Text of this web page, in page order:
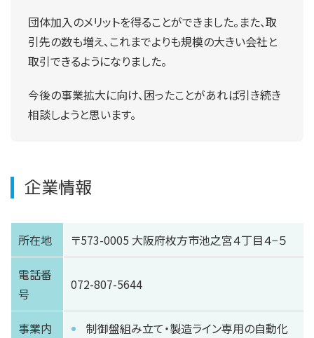
団体加入のメリットを得ることができました。また、取
引先の数も増え、これまでよりも規模の大きい会社と
取引できるようになりました。
今後の事業拡大に向け、困ったことがあれば引き続き
相談しようと思います。
企業情報
所在地 〒573-0005 大阪府枚方市池之宮４丁目４−５
電話番
号
072-807-5644
事業内
制御盤組み立て・製造ライン専用の自動化